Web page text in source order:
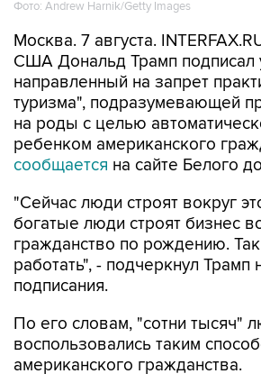
Фото: Andrew Harnik/Getty Images
Москва. 7 августа.
США Дональд Трамп подписал
направленный на запрет
туризма", подразумевающей
на роды с целью
ребенком американского
сообщается на сайте Белого
"Сейчас люди строят вокруг
богатые люди строят бизнес
гражданство по рождению.
работать", - подчеркнул Трамп
подписания.
По его словам, "сотни тысяч"
воспользовались таким
американского гражданства.